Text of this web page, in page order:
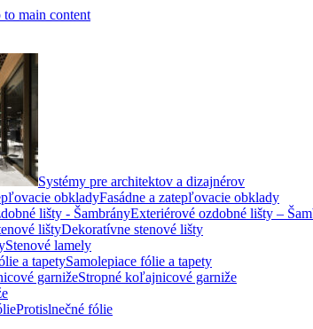
to main content
Systémy pre architektov a dizajnérov
Fasádne a zatepľovacie obklady
Exteriérové ozdobné lišty –
Dekoratívne stenové lišty
Stenové lamely
Samolepiace fólie a tapety
Stropné koľajnicové garniže
Protislnečné fólie